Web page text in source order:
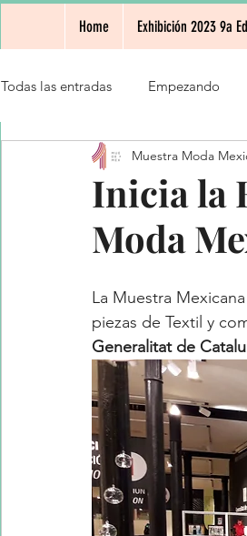
Home Exhibición 2023 9a
Todas las entradas Empezando
Inicia la
Moda
Muestra Moda
La Muestra
piezas de Textil y
Generalitat de